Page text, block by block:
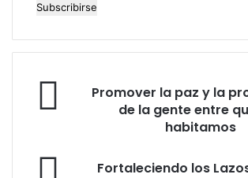
s
r
i
t
o
rPromover la paz y la
de la gente entre
habitamos
Fortaleciendo los